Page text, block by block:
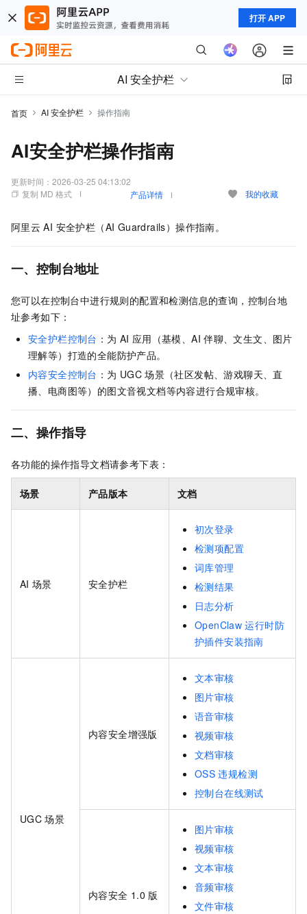
打开 APP
AI 安全护栏
首页 AI 安全护栏 操作指南
AI安全护栏操作指南
更新时间： 2026-03-25 04:13:02
复制 MD 格式
产品详情 我的收藏
阿里云 AI 安全护栏（AI Guardrails）操作指南。
一、控制台地址
您可以在控制台中进行规则的配置和检测信息的查询，控制台地
址参考如下：
安全护栏控制台 ：为 AI 应用（基模、AI 伴聊、文生文、图片
理解等）打造的全能防护产品。
内容安全控制台 ：为 UGC 场景（社区发帖、游戏聊天、直
播、电商图等）的图文音视文档等内容进行合规审核。
二、操作指导
各功能的操作指导文档请参考下表：
场景 产品版本 文档
AI 场景 安全护栏
初次登录
检测项配置
词库管理
检测结果
日志分析
OpenClaw 运行时防
护插件安装指南
UGC 场景
内容安全增强版
文本审核
图片审核
语音审核
视频审核
文档审核
OSS 违规检测
控制台在线测试
内容安全 1.0 版
图片审核
视频审核
文本审核
音频审核
文件审核